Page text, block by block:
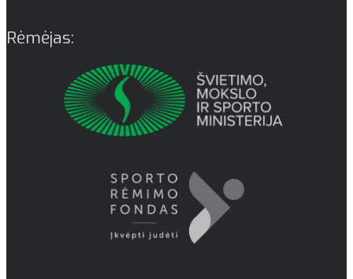
Rėmėjas: